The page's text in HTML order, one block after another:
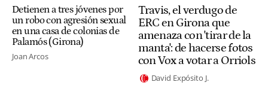
Detienen a tres jóvenes por
un robo con agresión sexual
en una casa de colonias de
Palamós (Girona)
Joan Arcos
Travis, el verdugo de
ERC en Girona que
amenaza con 'tirar de la
manta': de hacerse fotos
con Vox a votar a Orriols
David Expósito J.